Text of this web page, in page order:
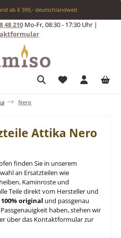
ab € 399,- deutschlandweit
48 210Mo-Fr, 08:30 - 17:30 Uhr |
Du hast 0
Nero
Attika Nero
finden Sie in unserem
an Ersatzteilen wie
Kaminroste und
Teile direkt vom Hersteller und
100% original und passgenau
haben, stehen wir
über das Kontaktformular zur